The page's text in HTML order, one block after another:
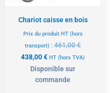
Chariot caisse en bois
Prix du produit HT (hors
transport) :461,00€
438,00€ HT (hors TVA)
Disponible sur
commande